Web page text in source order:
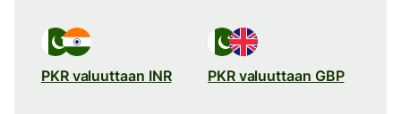
PKR valuuttaan INR PKR valuuttaan GBP